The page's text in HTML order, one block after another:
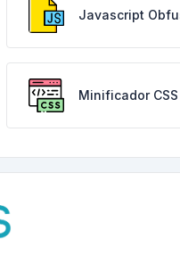
Javascript
Minificador CSS